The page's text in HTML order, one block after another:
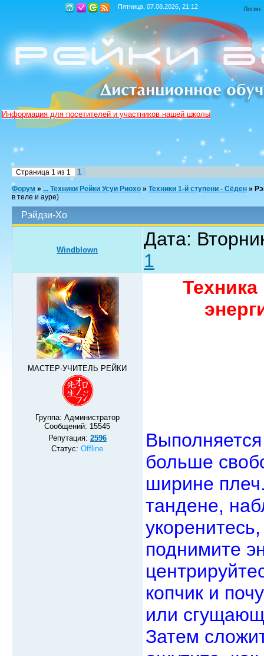
Пятница, 07.08.2026, 21:12 Логин:
Информация для посетителей и участников нашей школы
Страница 1 из 1 1
Форум » ... Техники Рейки Усуи Риохо » Техники 1-й ступени - Сёден »
в теле и ауре)
Рэйдзи-Хо
Windblown
Дата:
1
МАСТЕР-УЧИТЕЛЬ РЕЙКИ
Группа: Администратор
Сообщений: 15545
Репутация: 2596
Статус:Offline
больше
ширине
тандене,
поднимите
копчик и
или
Затем